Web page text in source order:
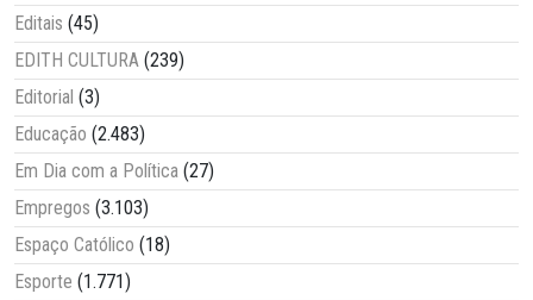
Editais (45)
EDITH CULTURA (239)
Editorial (3)
Educação (2.483)
Em Dia com a Política (27)
Empregos (3.103)
Espaço Católico (18)
Esporte (1.771)